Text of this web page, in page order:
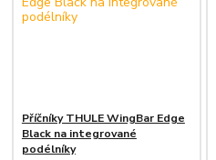
Příčníky THULE WingBar Edge
Black na integrované
podélníky